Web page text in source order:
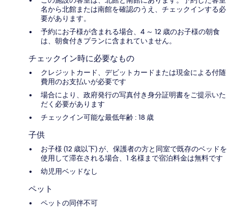
名から北館または南館を確認のうえ、チェックインする必
要があります。
予約にお子様が含まれる場合、4 ～ 12 歳のお子様の朝食
は、朝食付きプランに含まれていません。
チェックイン時に必要なもの
クレジットカード、デビットカードまたは現金による付随
費用のお支払いが必要です
場合により、政府発行の写真付き身分証明書をご提示いた
だく必要があります
チェックイン可能な最低年齢 : 18 歳
子供
お子様 (12 歳以下) が、保護者の方と同室で既存のベッドを
使用して滞在される場合、1 名様まで宿泊料金は無料です
幼児用ベッドなし
ペット
ペットの同伴不可